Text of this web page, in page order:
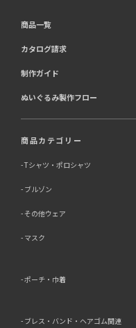
商品一覧
カタログ請求
制作ガイド
ぬいぐるみ製作フロー
商品カテゴリー
Tシャツ・ポロシャツ
ブルゾン
その他ウェア
マスク
ポーチ・巾着
ブレス・バンド・ヘアゴム関連